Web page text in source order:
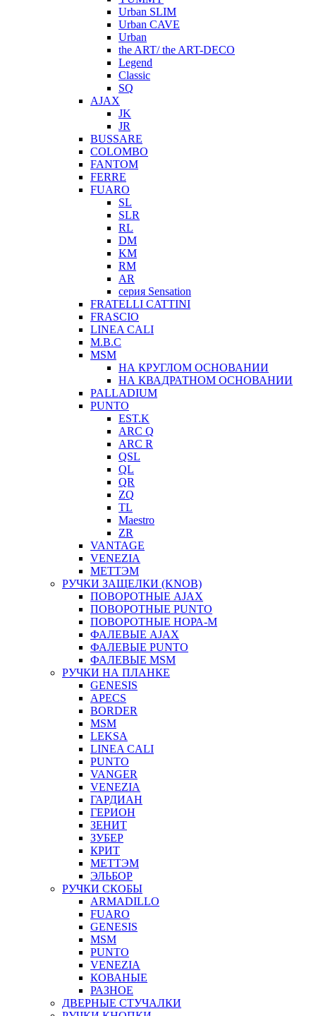
Urban SLIM
Urban CAVE
Urban
the ART/ the ART-DECO
Legend
Classic
SQ
AJAX
JK
JR
BUSSARE
COLOMBO
FANTOM
FERRE
FUARO
SL
SLR
RL
DM
KM
RM
AR
серия Sensation
FRATELLI CATTINI
FRASCIO
LINEA CALI
M.B.C
MSM
НА КРУГЛОМ ОСНОВАНИИ
НА КВАДРАТНОМ ОСНОВАНИИ
PALLADIUM
PUNTO
EST.K
ARC Q
ARC R
QSL
QL
QR
ZQ
TL
Maestro
ZR
VANTAGE
VENEZIA
МЕТТЭМ
РУЧКИ ЗАЩЕЛКИ (KNOB)
ПОВОРОТНЫЕ AJAX
ПОВОРОТНЫЕ PUNTO
ПОВОРОТНЫЕ НОРА-М
ФАЛЕВЫЕ AJAX
ФАЛЕВЫЕ PUNTO
ФАЛЕВЫЕ MSM
РУЧКИ НА ПЛАНКЕ
GENESIS
APECS
BORDER
MSM
LEKSA
LINEA CALI
PUNTO
VANGER
VENEZIA
ГАРДИАН
ГЕРИОН
ЗЕНИТ
ЗУБЕР
КРИТ
МЕТТЭМ
ЭЛЬБОР
РУЧКИ СКОБЫ
ARMADILLO
FUARO
GENESIS
MSM
PUNTO
VENEZIA
КОВАНЫЕ
РАЗНОЕ
ДВЕРНЫЕ СТУЧАЛКИ